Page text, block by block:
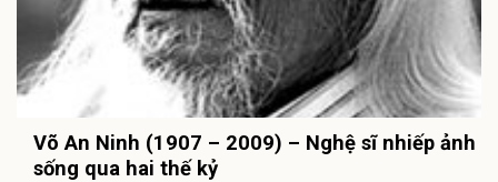
Võ An Ninh (1907 – 2009) – Nghệ sĩ nhiếp ảnh
sống qua hai thế kỷ